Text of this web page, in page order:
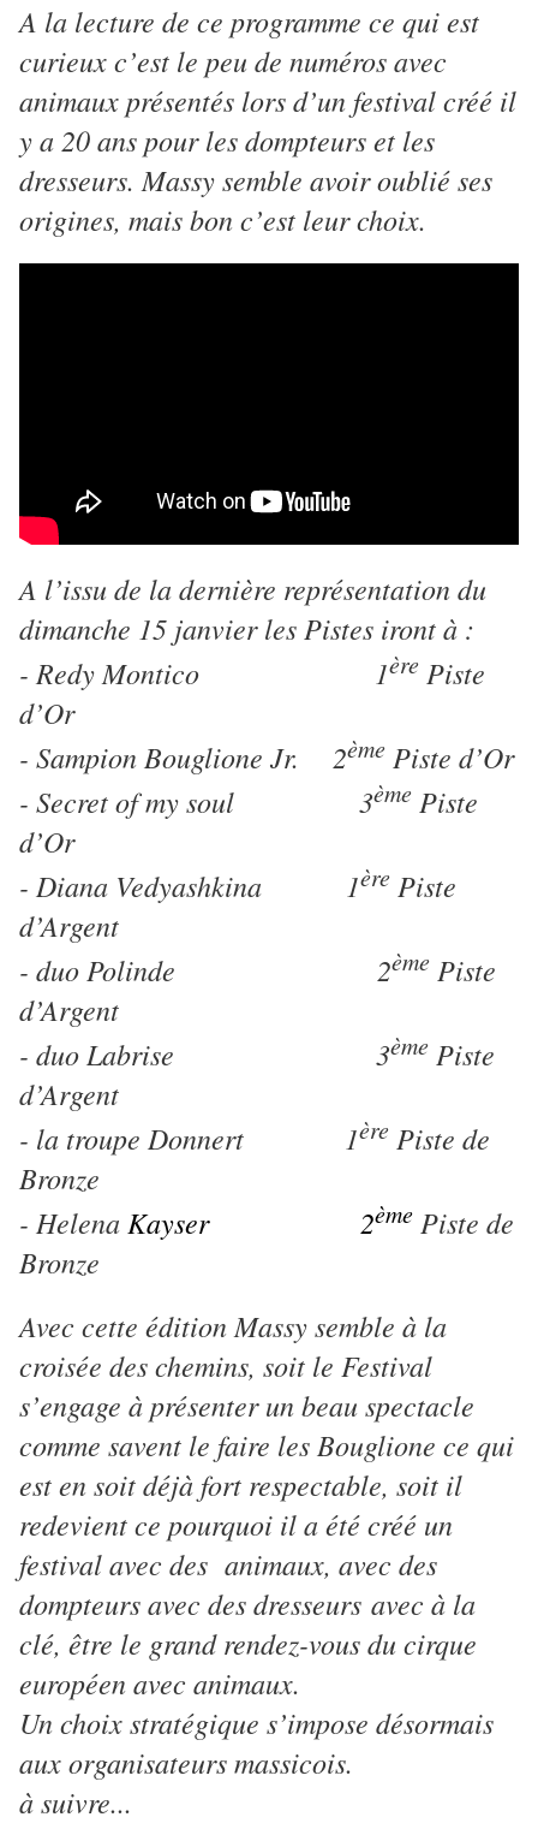
A la lecture de ce programme ce qui est
curieux c’est le peu de numéros avec
animaux présentés lors d’un festival créé il
y a 20 ans pour les dompteurs et les
dresseurs. Massy semble avoir oublié ses
origines, mais bon c’est leur choix.
A l’issu de la dernière représentation du
dimanche 15 janvier les Pistes iront à :
- Redy Montico 1ère Piste
d’Or
- Sampion Bouglione Jr. 2ème Piste d’Or
- Secret of my soul 3ème Piste
d’Or
- Diana Vedyashkina 1ère Piste
d’Argent
- duo Polinde 2ème Piste
d’Argent
- duo Labrise 3ème Piste
d’Argent
- la troupe Donnert 1ère Piste de
Bronze
- Helena Kayser 2ème Piste de
Bronze
Avec cette édition Massy semble à la
croisée des chemins, soit le Festival
s’engage à présenter un beau spectacle
comme savent le faire les Bouglione ce qui
est en soit déjà fort respectable, soit il
redevient ce pourquoi il a été créé un
festival avec des animaux, avec des
dompteurs avec des dresseurs avec à la
clé, être le grand rendez-vous du cirque
européen avec animaux.
Un choix stratégique s’impose désormais
aux organisateurs massicois.
à suivre...